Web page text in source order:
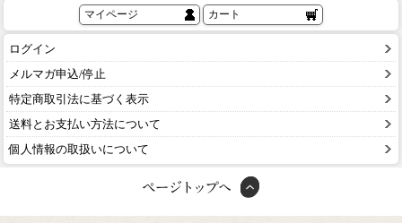
マイページ カート
ログイン
メルマガ申込/停止
特定商取引法に基づく表示
送料とお支払い方法について
個人情報の取扱いについて